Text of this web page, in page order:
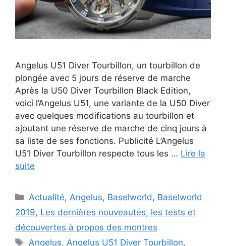
Angelus U51 Diver Tourbillon, un tourbillon de
plongée avec 5 jours de réserve de marche
Après la U50 Diver Tourbillon Black Edition,
voici l’Angelus U51, une variante de la U50 Diver
avec quelques modifications au tourbillon et
ajoutant une réserve de marche de cinq jours à
sa liste de ses fonctions. Publicité L’Angelus
U51 Diver Tourbillon respecte tous les … Lire la
suite
Catégories
Actualité, Angelus, Baselworld , Baselworld
2019, Les dernières nouveautés, les tests et
découvertes à propos des montres
Étiquettes
Angelus, Angelus U51 Diver Tourbillon,